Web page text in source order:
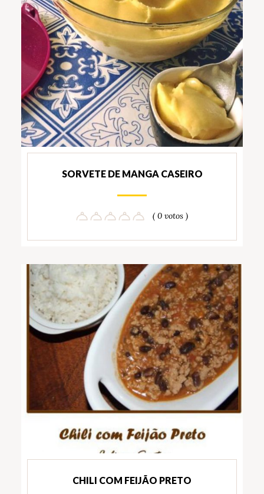
SORVETE DE MANGA CASEIRO
( 0 votos )
CHILI COM FEIJÃO PRETO